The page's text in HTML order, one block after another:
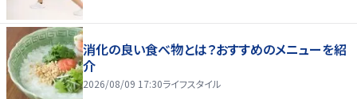
消化の良い食べ物とは？おすすめのメニューを紹
介
2026/08/09 17:30ライフスタイル